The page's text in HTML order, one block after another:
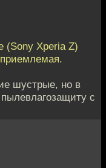
(Sony Xperia Z)
шустрые, но в
с